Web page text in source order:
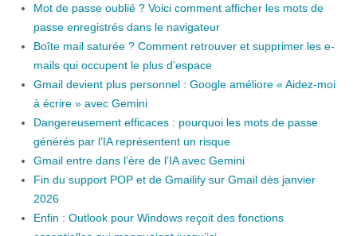
Mot de passe oublié ? Voici comment afficher les mots de
passe enregistrés dans le navigateur
Boîte mail saturée ? Comment retrouver et supprimer les e-
mails qui occupent le plus d’espace
Gmail devient plus personnel : Google améliore « Aidez-moi
à écrire » avec Gemini
Dangereusement efficaces : pourquoi les mots de passe
générés par l’IA représentent un risque
Gmail entre dans l’ère de l’IA avec Gemini
Fin du support POP et de Gmailify sur Gmail dès janvier
2026
Enfin : Outlook pour Windows reçoit des fonctions